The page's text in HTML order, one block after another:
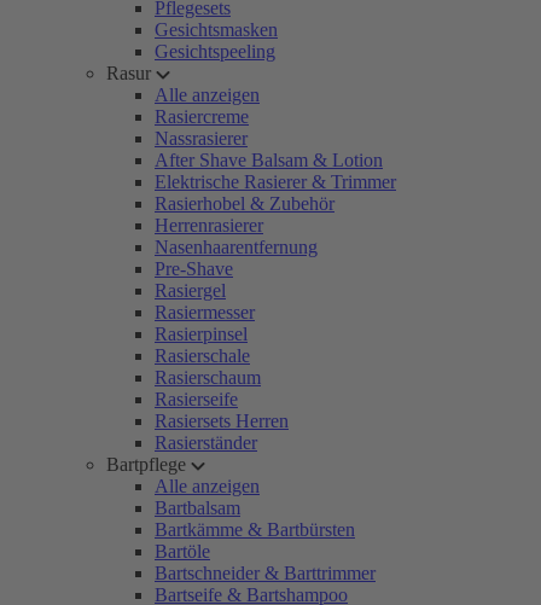
Pflegesets
Gesichtsmasken
Gesichtspeeling
Rasur
Alle anzeigen
Rasiercreme
Nassrasierer
After Shave Balsam & Lotion
Elektrische Rasierer & Trimmer
Rasierhobel & Zubehör
Herrenrasierer
Nasenhaarentfernung
Pre-Shave
Rasiergel
Rasiermesser
Rasierpinsel
Rasierschale
Rasierschaum
Rasierseife
Rasiersets Herren
Rasierständer
Bartpflege
Alle anzeigen
Bartbalsam
Bartkämme & Bartbürsten
Bartöle
Bartschneider & Barttrimmer
Bartseife & Bartshampoo